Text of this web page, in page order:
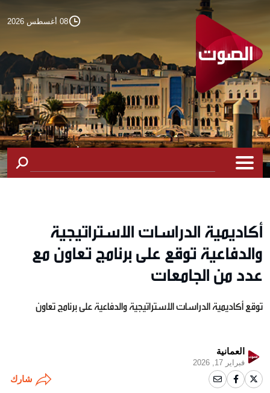
08 أغسطس 2026
أكاديمية الدراسات الاستراتيجية
والدفاعية توقع على برنامج تعاون مع
عدد من الجامعات
توقع أكاديمية الدراسات الاستراتيجية والدفاعية على برنامج تعاون
العمانية
فبراير 17, 2026
شارك